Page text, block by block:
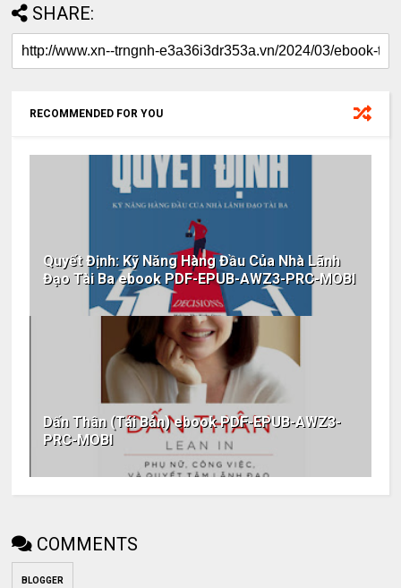
SHARE:
RECOMMENDED FOR YOU
Quyết Định: Kỹ Năng Hàng Đầu Của Nhà Lãnh
Đạo Tài Ba ebook PDF-EPUB-AWZ3-PRC-MOBI
Dấn Thân (Tái Bản) ebook PDF-EPUB-AWZ3-
PRC-MOBI
COMMENTS
BLOGGER